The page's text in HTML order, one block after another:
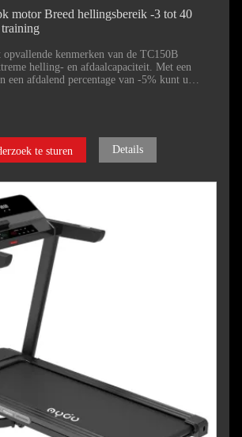
motor Breed hellingsbereik -3 tot 40
opvallende kenmerken van de TC150B
helling- en afdaalcapaciteit. Met een
een afdalend percentage van -5% kunt u
te sturen Details